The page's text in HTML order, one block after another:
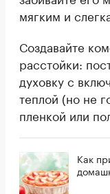
мягким и
Создавайте
расстойки:
духовку с
теплой (но не
пленкой или
Как